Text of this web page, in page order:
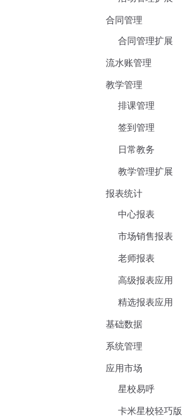
合同管理
合同管理扩展
流水账管理
教学管理
排课管理
签到管理
日常教务
教学管理扩展
报表统计
中心报表
市场销售报表
老师报表
高级报表应用
精选报表应用
基础数据
系统管理
应用市场
星校易呼
卡米星校轻巧版